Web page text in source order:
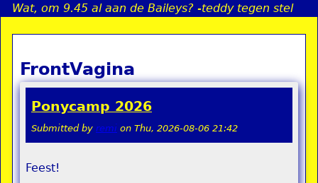
Jump to navigation
Wat, om 9.45 al aan de Baileys? -teddy tegen stel
FrontVagina
Ponycamp 2026
Submitted by remi on Thu, 2026-08-06 21:42
Feest!